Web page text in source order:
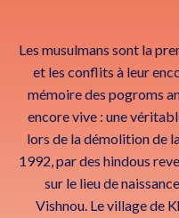
Les musulmans sont la
et les conflits à leur
mémoire des pogroms
encore vive : une
lors de la démolition de
1992, par des hindous
sur le lieu de
Vishnou. Le village de